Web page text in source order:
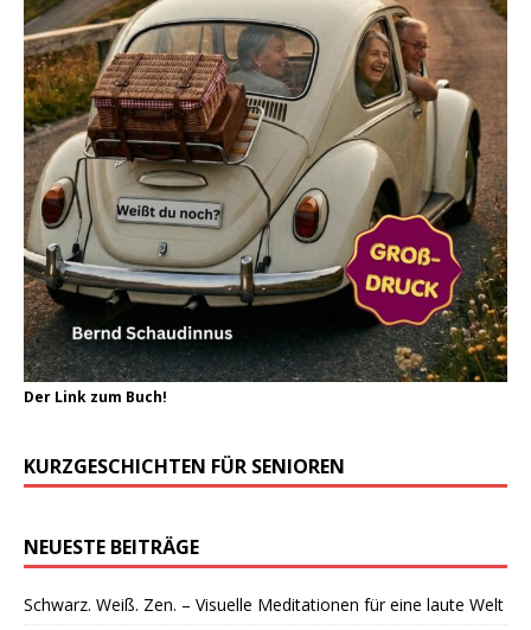
Der Link zum Buch!
KURZGESCHICHTEN FÜR SENIOREN
NEUESTE BEITRÄGE
Schwarz. Weiß. Zen. – Visuelle Meditationen für eine laute Welt